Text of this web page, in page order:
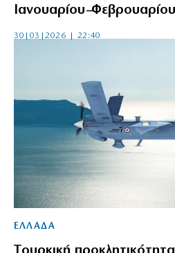
Ιανουαρίου–Φεβρουαρίου
30|03|2026 | 22:40
ΕΛΛΑΔΑ